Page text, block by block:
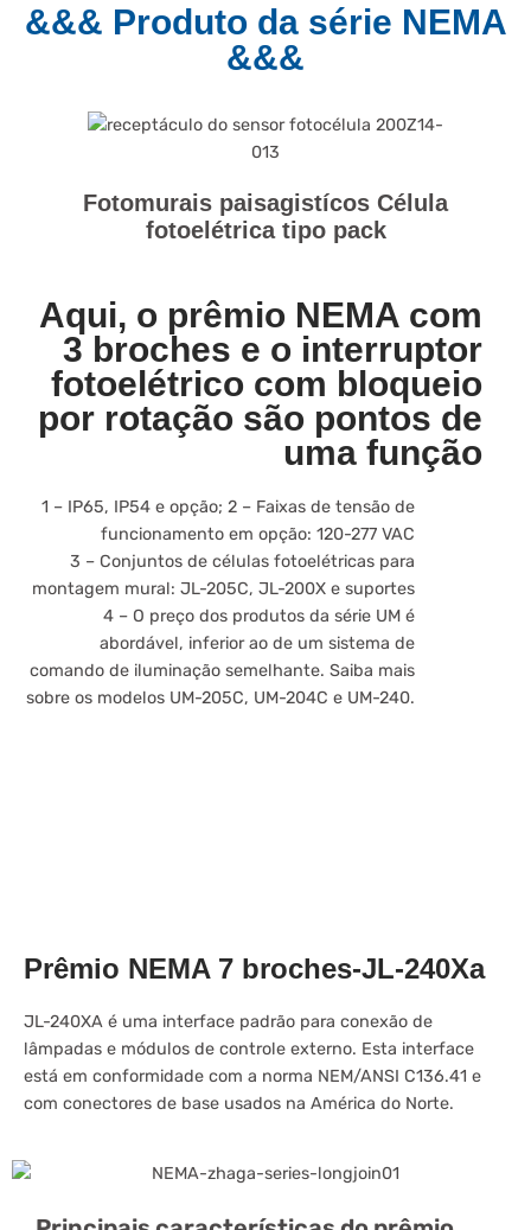
&&& Produto da série NEMA
&&&
Fotomurais paisagistícos Célula
fotoelétrica tipo pack
Aqui, o prêmio NEMA com
3 broches e o interruptor
fotoelétrico com bloqueio
por rotação são pontos de
uma função
1 – IP65, IP54 e opção; 2 – Faixas de tensão de
funcionamento em opção: 120-277 VAC
3 – Conjuntos de células fotoelétricas para
montagem mural: JL-205C, JL-200X e suportes
4 – O preço dos produtos da série UM é
abordável, inferior ao de um sistema de
comando de iluminação semelhante. Saiba mais
sobre os modelos UM-205C, UM-204C e UM-240.
Prêmio NEMA 7 broches-JL-240Xa
JL-240XA é uma interface padrão para conexão de
lâmpadas e módulos de controle externo. Esta interface
está em conformidade com a norma NEM/ANSI C136.41 e
com conectores de base usados na América do Norte.